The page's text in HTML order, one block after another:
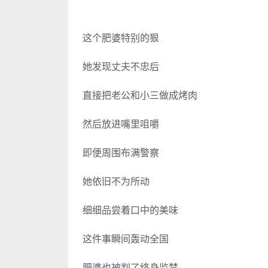
这个肥婆特别的狠
她发现丈夫不忠后
直接把老公和小三做成烤肉
然后放进嘴里咀嚼
即便周围布满警察
她依旧不为所动
细细品尝着口中的美味
这件事瞬间轰动全国